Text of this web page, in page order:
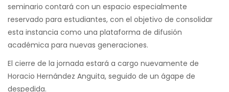
seminario contará con un espacio especialmente
reservado para estudiantes, con el objetivo de consolidar
esta instancia como una plataforma de difusión
académica para nuevas generaciones.
El cierre de la jornada estará a cargo nuevamente de
Horacio Hernández Anguita, seguido de un ágape de
despedida.